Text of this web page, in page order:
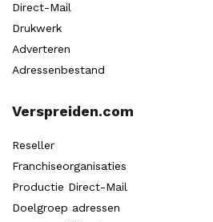
Direct-Mail
Drukwerk
Adverteren
Adressenbestand
Verspreiden.com
Reseller
Franchiseorganisaties
Productie Direct-Mail
Doelgroep adressen